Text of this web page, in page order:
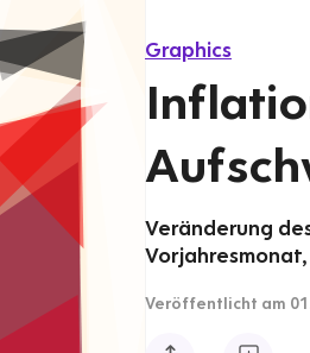
Graphics
Veränderung
Veröffentlicht am